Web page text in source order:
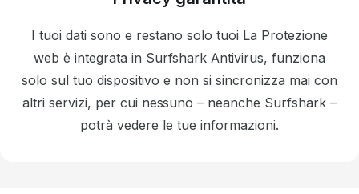
I tuoi dati sono e restano solo tuoi La Protezione
web è integrata in Surfshark Antivirus, funziona
solo sul tuo dispositivo e non si sincronizza mai con
altri servizi, per cui nessuno – neanche Surfshark –
potrà vedere le tue informazioni.